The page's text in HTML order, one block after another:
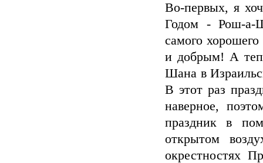
Во-первых, я
Годом - Рош-а-
самого
и добрым! А
Шана в
В этот раз
наверное,
праздник в
открытом
окрестностях